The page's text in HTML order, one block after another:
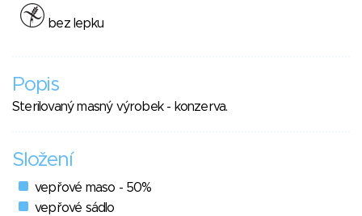
bez lepku
Popis
Sterilovaný masný výrobek - konzerva.
Složení
vepřové maso - 50%
vepřové sádlo